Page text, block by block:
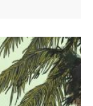
au bout du
à la
avez 45 mn
accompagné